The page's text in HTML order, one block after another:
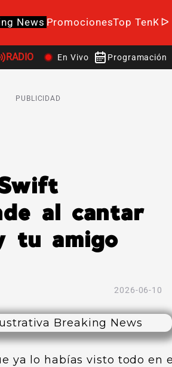
News PromocionesTop TenK-
RADIO En Vivo Programación
PUBLICIDAD
al cantar
tu amigo
2026-06-10
ya lo habías visto todo en